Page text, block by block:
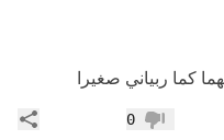
كما ربياني صغيرا
عدم إعجاب
0